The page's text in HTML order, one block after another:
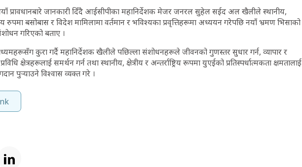
प्रावधानबारे जानकारी दिँदै आईसीपीका महानिर्देशक मेजर जनरल सुहेल सईद अल खैलीले स्थानीय,
रुपमा बसोबास र विदेश मामिलामा वर्तमान र भविश्यका प्रवृत्तिहरूमा अध्ययन गरेपछि नयाँ भ्रमण भिसाको
गरिएको बताए ।
कुरा गर्दै महानिर्देशक खैलीले पछिल्ला संशोधनहरूले जीवनको गुणस्तर सुधार गर्न, व्यापार र
क्षेत्रहरूलाई समर्थन गर्न तथा स्थानीय, क्षेत्रीय र अन्तर्राष्ट्रिय रूपमा युएईको प्रतिस्पर्धात्मकता क्षमतालाई
पुर्‍याउने विश्वास व्यक्त गरे ।